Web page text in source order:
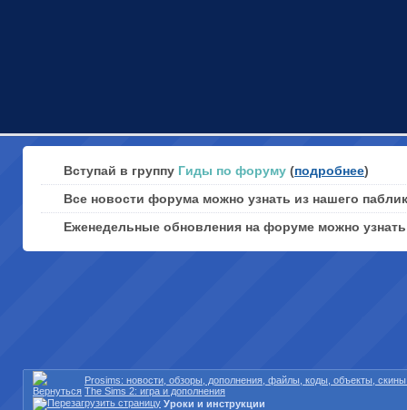
Вступай в группу Гиды по форуму (подробнее)
Все новости форума можно узнать из нашего
Еженедельные обновления на форуме можно
Prosims: новости, обзоры, дополнения, файлы, коды, объекты,
The Sims 2: игра и дополнения
Уроки и инструкции